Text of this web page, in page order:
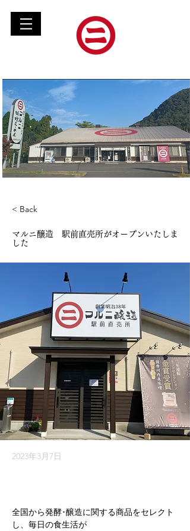
< Back
マルニ醸造 駅前直売所がオープンいたしま
した
2023年3月7日
全国から発酵･醸造に関する商品をセレクト
し、毎日の食生活が